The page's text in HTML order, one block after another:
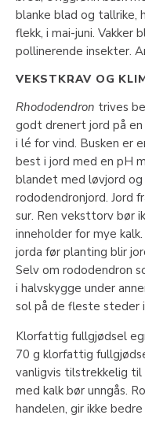
blanke blad og tallrike,
flekk, i mai-juni.
pollinerende insekter.
VEKSTKRAV OG
Rhododendron trives
godt drenert jord på en
i lé for vind. Busken er
best i jord med en pH
blandet med løvjord og
rododendronjord. Jord
sur. Ren veksttorv bør
inneholder for mye
jorda før planting blir
Selv om rododendron
i halvskygge under
sol på de fleste steder
Klorfattig fullgjødsel
70 g klorfattig
vanligvis tilstrekkelig
med kalk bør unngås.
handelen, gir ikke